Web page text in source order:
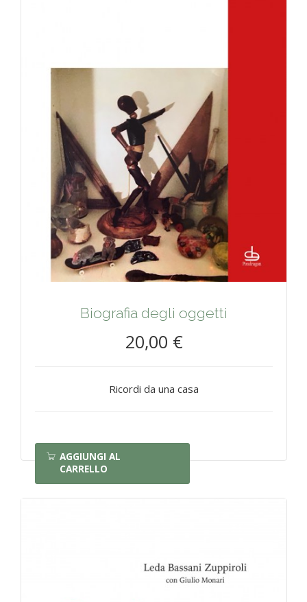
Biografia degli oggetti
20,00 €
Ricordi da una casa
AGGIUNGI AL
CARRELLO